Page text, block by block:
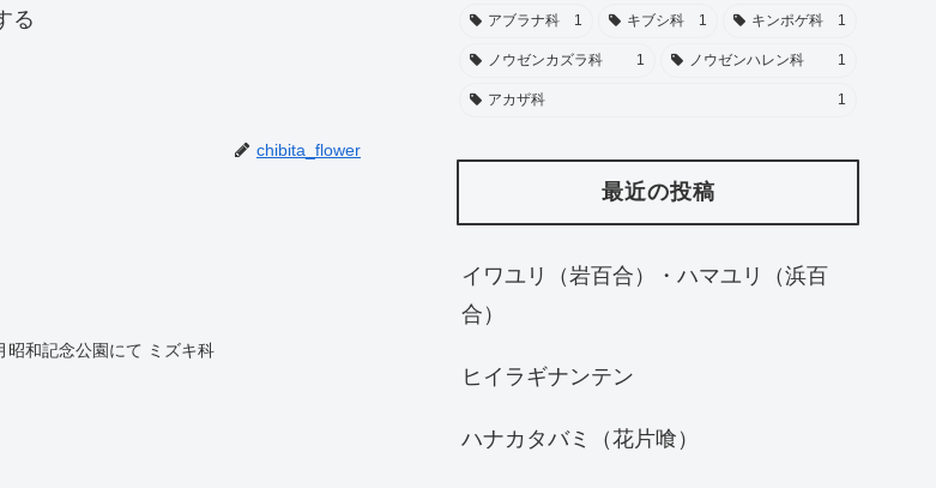
る
chibita_flower
昭和記念公園にて ミズキ科
アブラナ科 1 キブシ科 1 キンポゲ科 1
ノウゼンカズラ科 1 ノウゼンハレン科 1
アカザ科 1
最近の投稿
イワユリ（岩百合）・ハマユリ（浜百
合）
ヒイラギナンテン
ハナカタバミ（花片喰）